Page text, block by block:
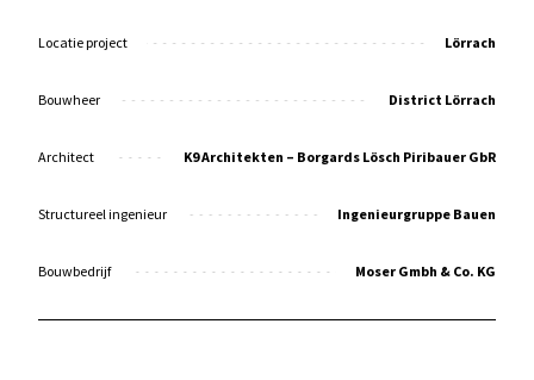
Locatie project Lörrach
Bouwheer District Lörrach
Architect K9 Architekten – Borgards Lösch Piribauer GbR
Structureel ingenieur Ingenieurgruppe Bauen
Bouwbedrijf Moser Gmbh & Co. KG